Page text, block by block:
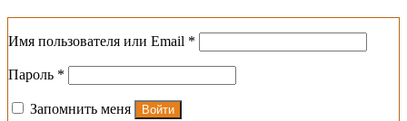
Имя пользователя или Email *
Пароль *
Запомнить меня Войти